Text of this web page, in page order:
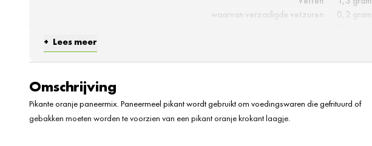
waarvan verzadigde vetzuren
0,2 gram
Lees meer
Omschrijving
Pikante oranje paneermix. Paneermeel pikant wordt gebruikt om voedingswaren die gefrituurd of
gebakken moeten worden te voorzien van een pikant oranje krokant laagje.